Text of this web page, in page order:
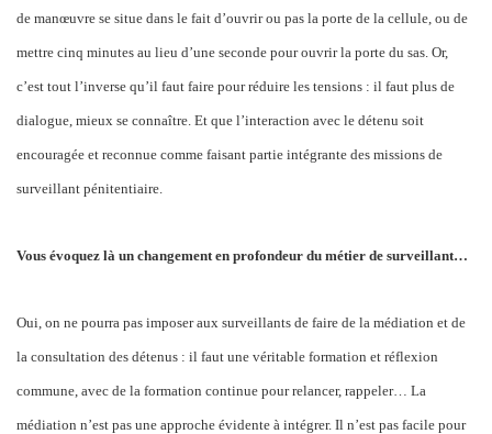
de manœuvre se situe dans le fait d’ouvrir ou pas la porte de la cellule, ou de
mettre cinq minutes au lieu d’une seconde pour ouvrir la porte du sas. Or,
c’est tout l’inverse qu’il faut faire pour réduire les tensions : il faut plus de
dialogue, mieux se connaître. Et que l’interaction avec le détenu soit
encouragée et reconnue comme faisant partie intégrante des missions de
surveillant pénitentiaire.
Vous évoquez là un changement en profondeur du métier de surveillant…
Oui, on ne pourra pas imposer aux surveillants de faire de la médiation et de
la consultation des détenus : il faut une véritable formation et réflexion
commune, avec de la formation continue pour relancer, rappeler… La
médiation n’est pas une approche évidente à intégrer. Il n’est pas facile pour